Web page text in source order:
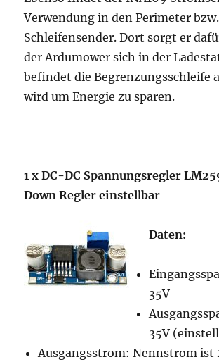
Verwendung in den Perimeter bzw.
Schleifensender. Dort sorgt er
der Ardumower sich in der
befindet die Begrenzungsschleife
wird um Energie zu sparen.
1 x DC-DC Spannungsregler
Down Regler einstellbar
Daten:
35V
35V
Ausgangsstrom: Nennstrom ist